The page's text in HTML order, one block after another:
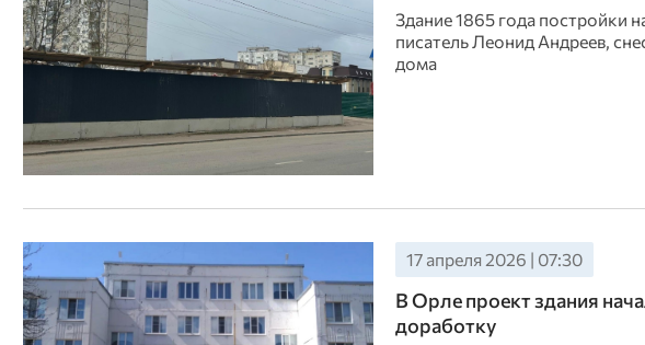
Здание 1865 года постройки
писатель Леонид Андреев,
дома
17 апреля 2026 | 07:30
В Орле проект здания
доработку